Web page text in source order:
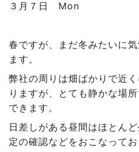
３月７日 Mon
春ですが、まだ冬みたいに
ます。
弊社の周りは畑ばかりで近
りますが、とても静かな場
できます。
日差しがある昼間はほとん
定の確認などをおこなってお